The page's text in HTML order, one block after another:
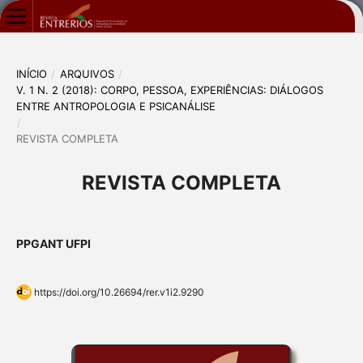
INÍCIO / ARQUIVOS /
V. 1 N. 2 (2018): CORPO, PESSOA, EXPERIÊNCIAS: DIÁLOGOS
ENTRE ANTROPOLOGIA E PSICANÁLISE
/
REVISTA COMPLETA
REVISTA COMPLETA
PPGANT UFPI
https://doi.org/10.26694/rer.v1i2.9290